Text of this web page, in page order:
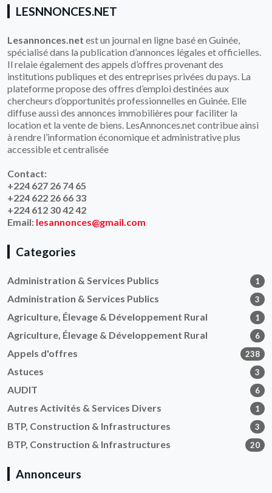
LESNNONCES.NET
Lesannonces.net est un journal en ligne basé en Guinée,
spécialisé dans la publication d’annonces légales et officielles.
Il relaie également des appels d’offres provenant des
institutions publiques et des entreprises privées du pays. La
plateforme propose des offres d’emploi destinées aux
chercheurs d’opportunités professionnelles en Guinée. Elle
diffuse aussi des annonces immobilières pour faciliter la
location et la vente de biens. LesAnnonces.net contribue ainsi
à rendre l’information économique et administrative plus
accessible et centralisée
Contact:
+224 627 26 74 65
+224 622 26 66 33
+224 612 30 42 42
Email: lesannonces@gmail.com
Categories
Administration & Services Publics 1
Administration & Services Publics 3
Agriculture, Élevage & Développement Rural 1
Agriculture, Élevage & Développement Rural 6
Appels d'offres 238
Astuces 3
AUDIT 6
Autres Activités & Services Divers 1
BTP, Construction & Infrastructures 3
BTP, Construction & Infrastructures 20
Annonceurs